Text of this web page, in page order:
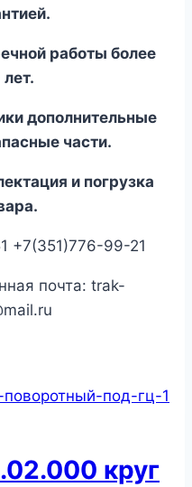
работы более
лет.
дополнительные
части.
и погрузка
+7(351)776-99-21
почта: trak-
круг